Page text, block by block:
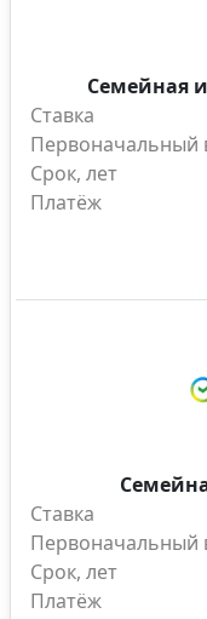
Семейная
Ставка
Первоначальный
Срок, лет
Платёж
Ставка
Первоначальный
Срок, лет
Платёж